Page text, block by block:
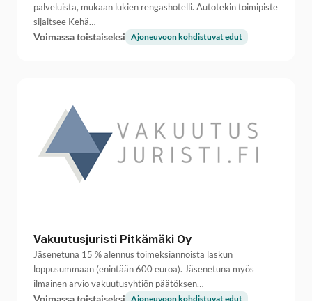
palveluista, mukaan lukien rengashotelli. Autotekin toimipiste
sijaitsee Kehä…
Voimassa toistaiseksi Ajoneuvoon kohdistuvat edut
Vakuutusjuristi Pitkämäki Oy
Jäsenetuna 15 % alennus toimeksiannoista laskun
loppusummaan (enintään 600 euroa). Jäsenetuna myös
ilmainen arvio vakuutusyhtiön päätöksen…
Ajoneuvoon kohdistuvat edut